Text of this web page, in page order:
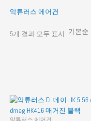
악튜러스 에어건
5개 결과 모두 표시